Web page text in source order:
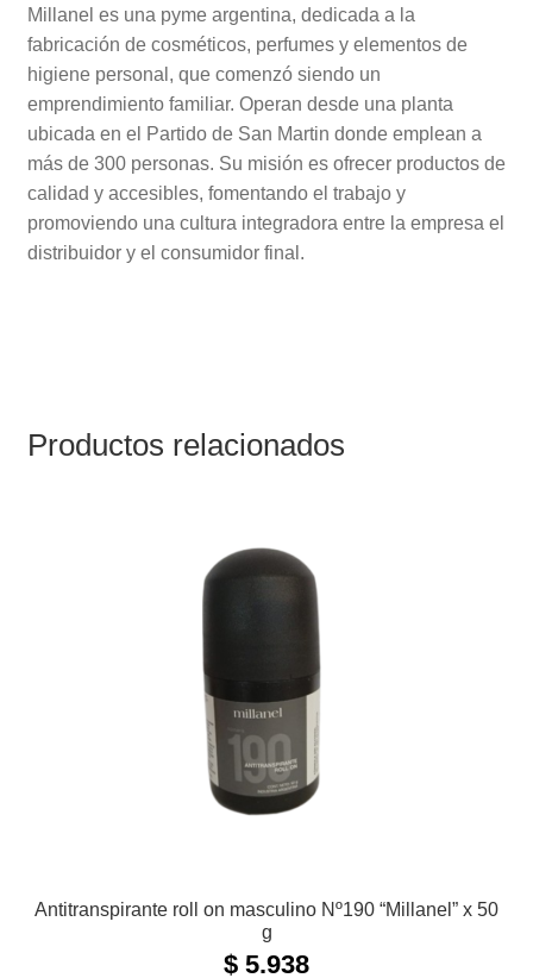
Millanel es una pyme argentina, dedicada a la
fabricación de cosméticos, perfumes y elementos de
higiene personal, que comenzó siendo un
emprendimiento familiar. Operan desde una planta
ubicada en el Partido de San Martin donde emplean a
más de 300 personas. Su misión es ofrecer productos de
calidad y accesibles, fomentando el trabajo y
promoviendo una cultura integradora entre la empresa el
distribuidor y el consumidor final.
Productos relacionados
Antitranspirante roll on masculino Nº190 “Millanel” x 50
g
$ 5.938